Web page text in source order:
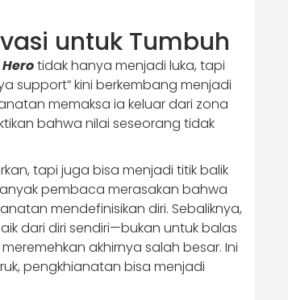
untuk Tumbuh
tidak hanya menjadi luka, tapi
support” kini berkembang menjadi
memaksa ia keluar dari zona
bahwa nilai seseorang tidak
tapi juga bisa menjadi titik balik
pembaca merasakan bahwa
mendefinisikan diri. Sebaliknya,
dari diri sendiri—bukan untuk balas
akhirnya salah besar. Ini
pengkhianatan bisa menjadi